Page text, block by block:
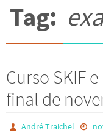
Tag:
Curso SKIF
final de
André Traichel